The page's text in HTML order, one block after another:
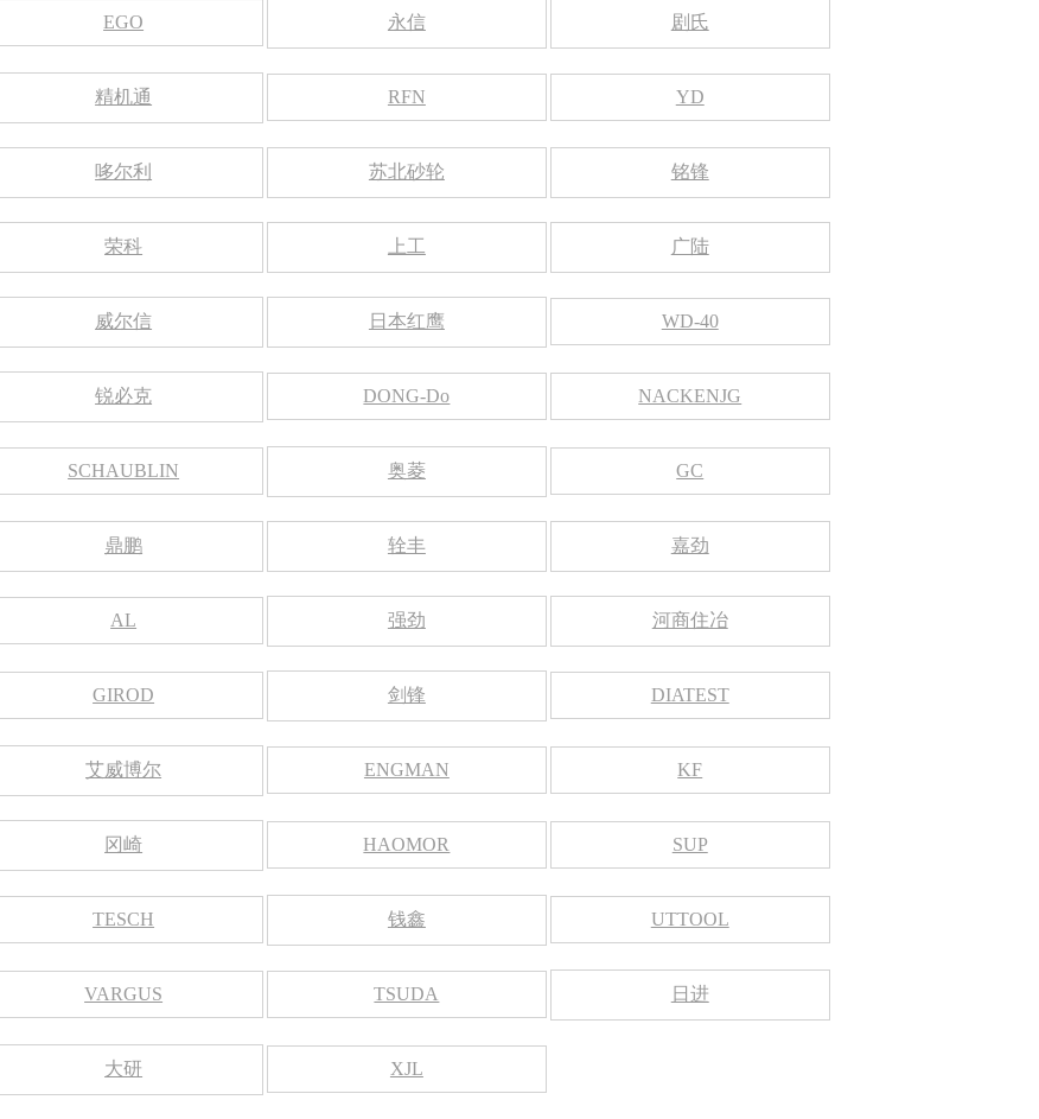
EGO 永信 剧氏
精机通 RFN YD
哆尔利 苏北砂轮 铭锋
荣科 上工 广陆
威尔信 日本红鹰 WD-40
锐必克 DONG-Do NACKENJG
SCHAUBLIN 奥菱 GC
鼎鹏 辁丰 嘉劲
AL 强劲 河商住冶
GIROD 剑锋 DIATEST
艾威博尔 ENGMAN KF
冈崎 HAOMOR SUP
TESCH 钱鑫 UTTOOL
VARGUS TSUDA 日进
大研 XJL